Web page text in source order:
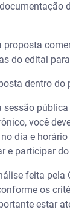
proposta
do edital
dentro do
sessão
você
dia e
e participar
feita pela
os
estar